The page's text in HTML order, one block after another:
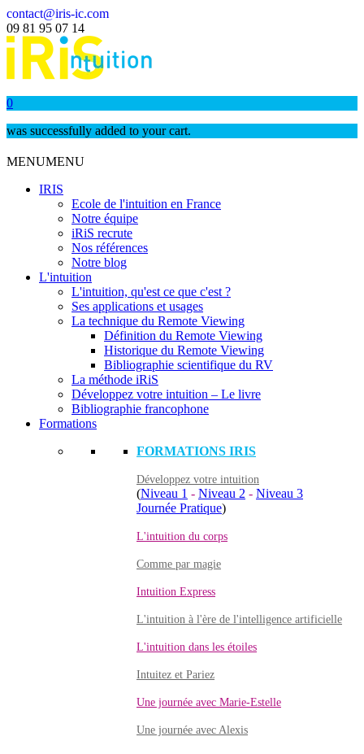
contact@iris-ic.com
09 81 95 07 14
0
was successfully added to your cart.
MENUMENU
IRIS
Ecole de l'intuition en France
Notre équipe
iRiS recrute
Nos références
Notre blog
L'intuition
L'intuition, qu'est ce que c'est ?
Ses applications et usages
La technique du Remote Viewing
Définition du Remote Viewing
Historique du Remote Viewing
Bibliographie scientifique du RV
La méthode iRiS
Développez votre intuition – Le livre
Bibliographie francophone
Formations
FORMATIONS IRIS
Développez votre intuition
(Niveau 1 - Niveau 2 - Niveau 3
Journée Pratique)
L'intuition du corps
Comme par magie
Intuition Express
L'intuition à l'ère de l'intelligence artificielle
L'intuition dans les étoiles
Intuitez et Pariez
Une journée avec Marie-Estelle
Une journée avec Alexis